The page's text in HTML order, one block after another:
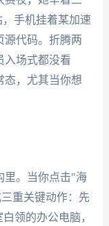
手机挂着某加速
源代码。折腾两
入场式都没看
态，尤其当你想
里。当你点击"海
重关键动作：先
领的办公电脑，